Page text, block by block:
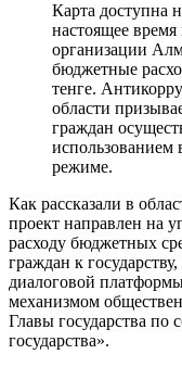
Карта доступна
настоящее
организации
бюджетные
тенге.
области
граждан
использованием
режиме.
Как рассказали в
проект направлен на
расходу бюджетных
граждан к
диалоговой
механизмом
Главы государства
государства».